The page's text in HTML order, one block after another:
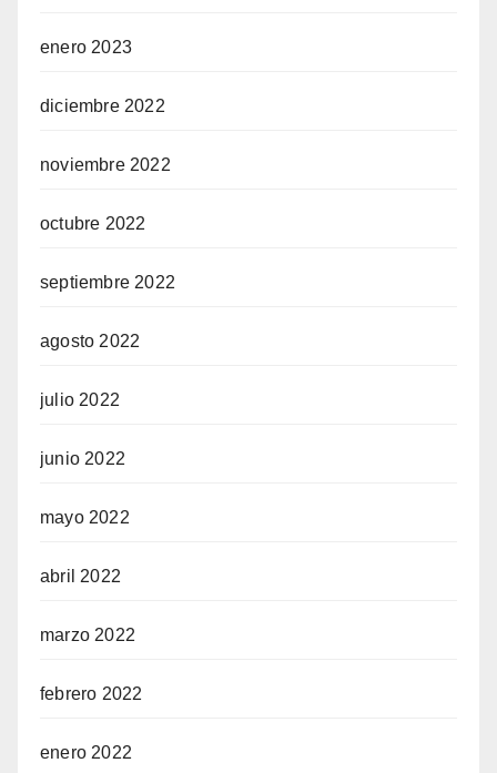
enero 2023
diciembre 2022
noviembre 2022
octubre 2022
septiembre 2022
agosto 2022
julio 2022
junio 2022
mayo 2022
abril 2022
marzo 2022
febrero 2022
enero 2022